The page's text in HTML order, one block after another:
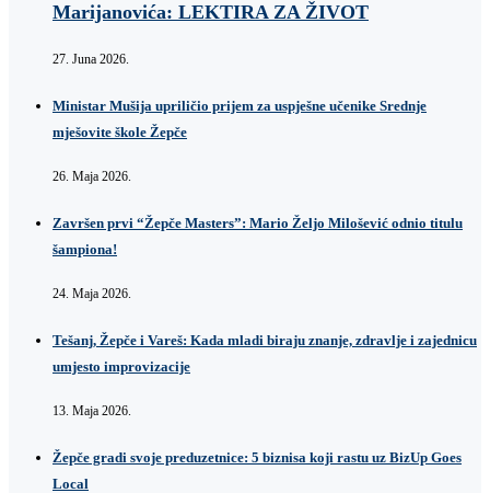
Marijanovića: LEKTIRA ZA ŽIVOT
27. Juna 2026.
Ministar Mušija upriličio prijem za uspješne učenike Srednje
mješovite škole Žepče
26. Maja 2026.
Završen prvi “Žepče Masters”: Mario Željo Milošević odnio titulu
šampiona!
24. Maja 2026.
Tešanj, Žepče i Vareš: Kada mladi biraju znanje, zdravlje i zajednicu
umjesto improvizacije
13. Maja 2026.
Žepče gradi svoje preduzetnice: 5 biznisa koji rastu uz BizUp Goes
Local